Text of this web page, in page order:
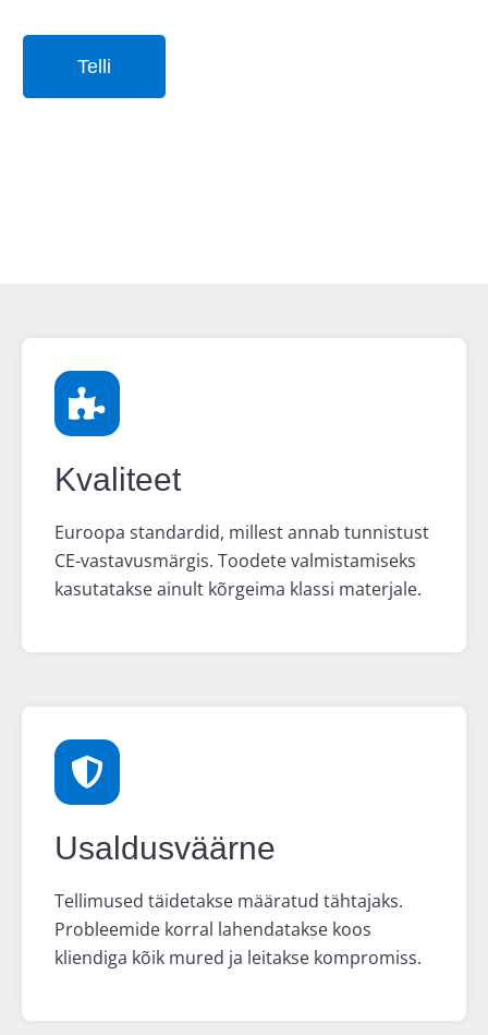
Telli
Kvaliteet
Euroopa standardid, millest annab tunnistust
CE-vastavusmärgis. Toodete valmistamiseks
kasutatakse ainult kõrgeima klassi materjale.
Usaldusväärne
Tellimused täidetakse määratud tähtajaks.
Probleemide korral lahendatakse koos
kliendiga kõik mured ja leitakse kompromiss.